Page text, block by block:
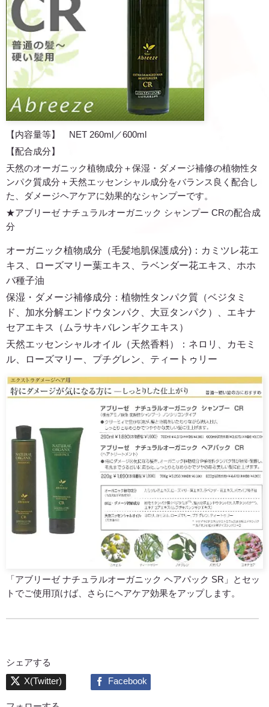
【内容量等】 NET 260ml／600ml
【配合成分】
天然のオーガニック植物成分＋保湿・ダメージ補修の植物性タ
ンパク質成分＋天然エッセンシャル成分をバランス良く配合し
た、ダメージヘアケアに効果的なシャンプーです。
★アブリーゼ ナチュラルオーガニック シャンプー CRの配合成
分
オーガニック植物成分（毛髪地肌保護成分)：カミツレ花エ
キス、ローズマリー葉エキス、ラベンダー花エキス、ホホ
バ種子油
保湿・ダメージ補修成分：植物性タンパク質（ベジタミ
ド、加水分解エンドウタンパク、大豆タンパク）、エキナ
セアエキス（ムラサキバレンギクエキス）
天然エッセンシャルオイル（天然香料）：ネロリ、カモミ
ル、ローズマリー、プチグレン、ティートゥリー
「アブリーゼ ナチュラルオーガニック ヘアパック SR」とセッ
トでご使用頂けば、さらにヘアケア効果をアップします。
シェアする